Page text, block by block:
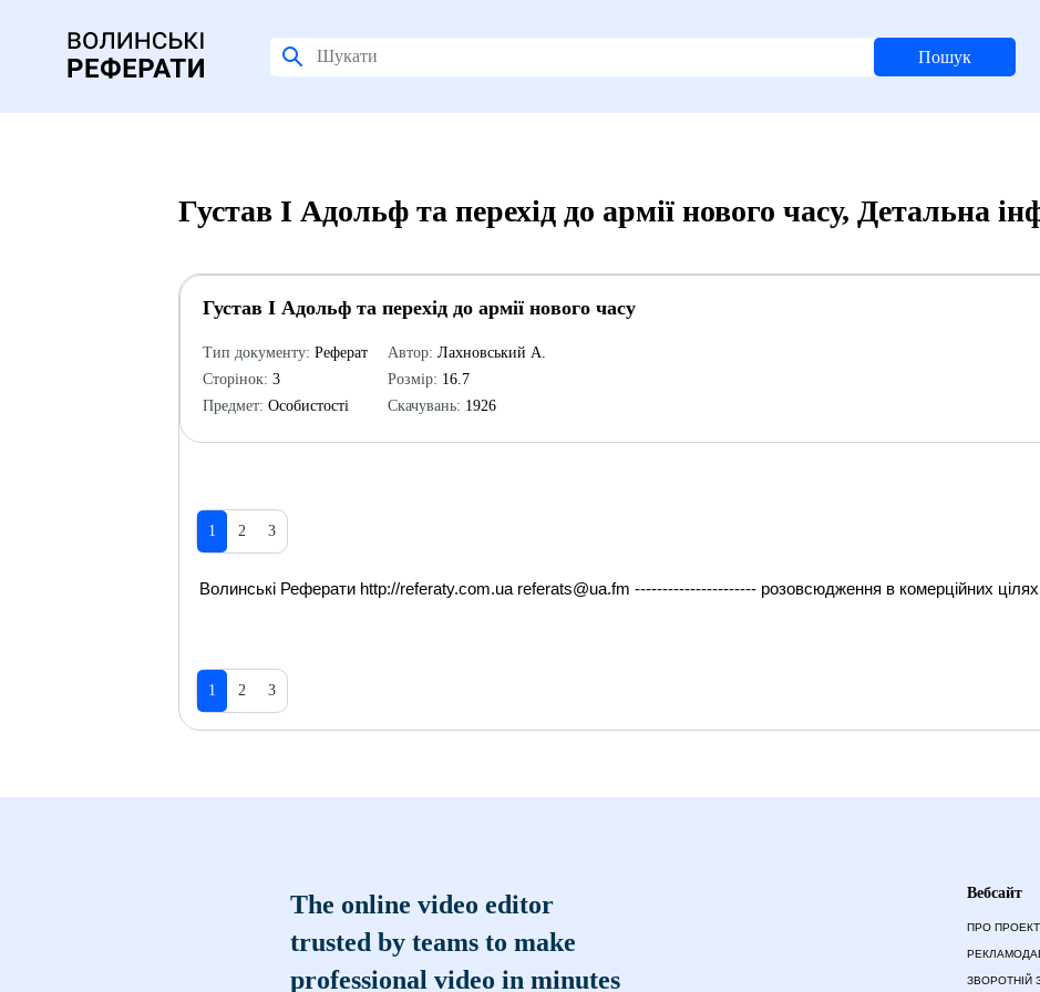
Пошук
Густав І Адольф та перехід до армії нового часу, Детальна
Густав І Адольф та перехід до армії нового часу
Тип документу: Реферат
Сторінок: 3
Предмет: Особистості
Автор: Лахновський А.
Розмір: 16.7
Скачувань: 1926
1 2 3
Волинські Реферати http://referaty.com.ua referats@ua.fm ---------------------- розовсюдження в комерційних
1 2 3
The online video editor
trusted by teams to make
professional video in minutes
Вебсайт
ПРО ПРОЕКТ
ЗВОРОТНІЙ